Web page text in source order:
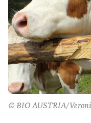
© BIO AUSTRIA/